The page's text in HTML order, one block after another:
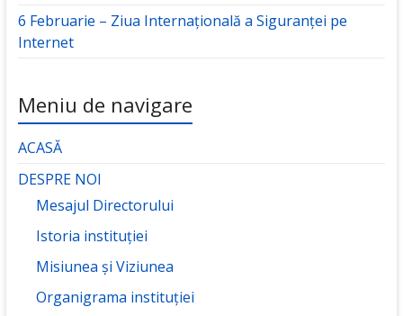
6 Februarie – Ziua Internațională a Siguranței pe
Internet
Meniu de navigare
ACASĂ
DESPRE NOI
Mesajul Directorului
Istoria instituției
Misiunea și Viziunea
Organigrama instituției